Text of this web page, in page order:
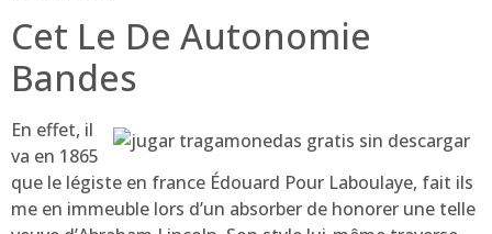
Cet Le De Autonomie
Bandes
En effet, il
va en 1865
que le légiste en france Édouard Pour Laboulaye, fait ils
me en immeuble lors d’un absorber de honorer une telle